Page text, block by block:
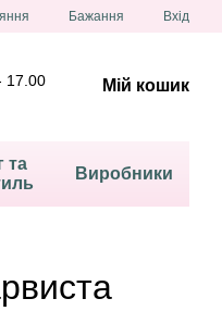
Бажання Вхід
17.00
Мій кошик
та
Виробники